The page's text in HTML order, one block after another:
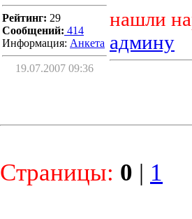
Рейтинг: 29
Сообщений: 414
Информация: Aнкета
19.07.2007 09:36
нашли
админу
Страницы: 0 | 1